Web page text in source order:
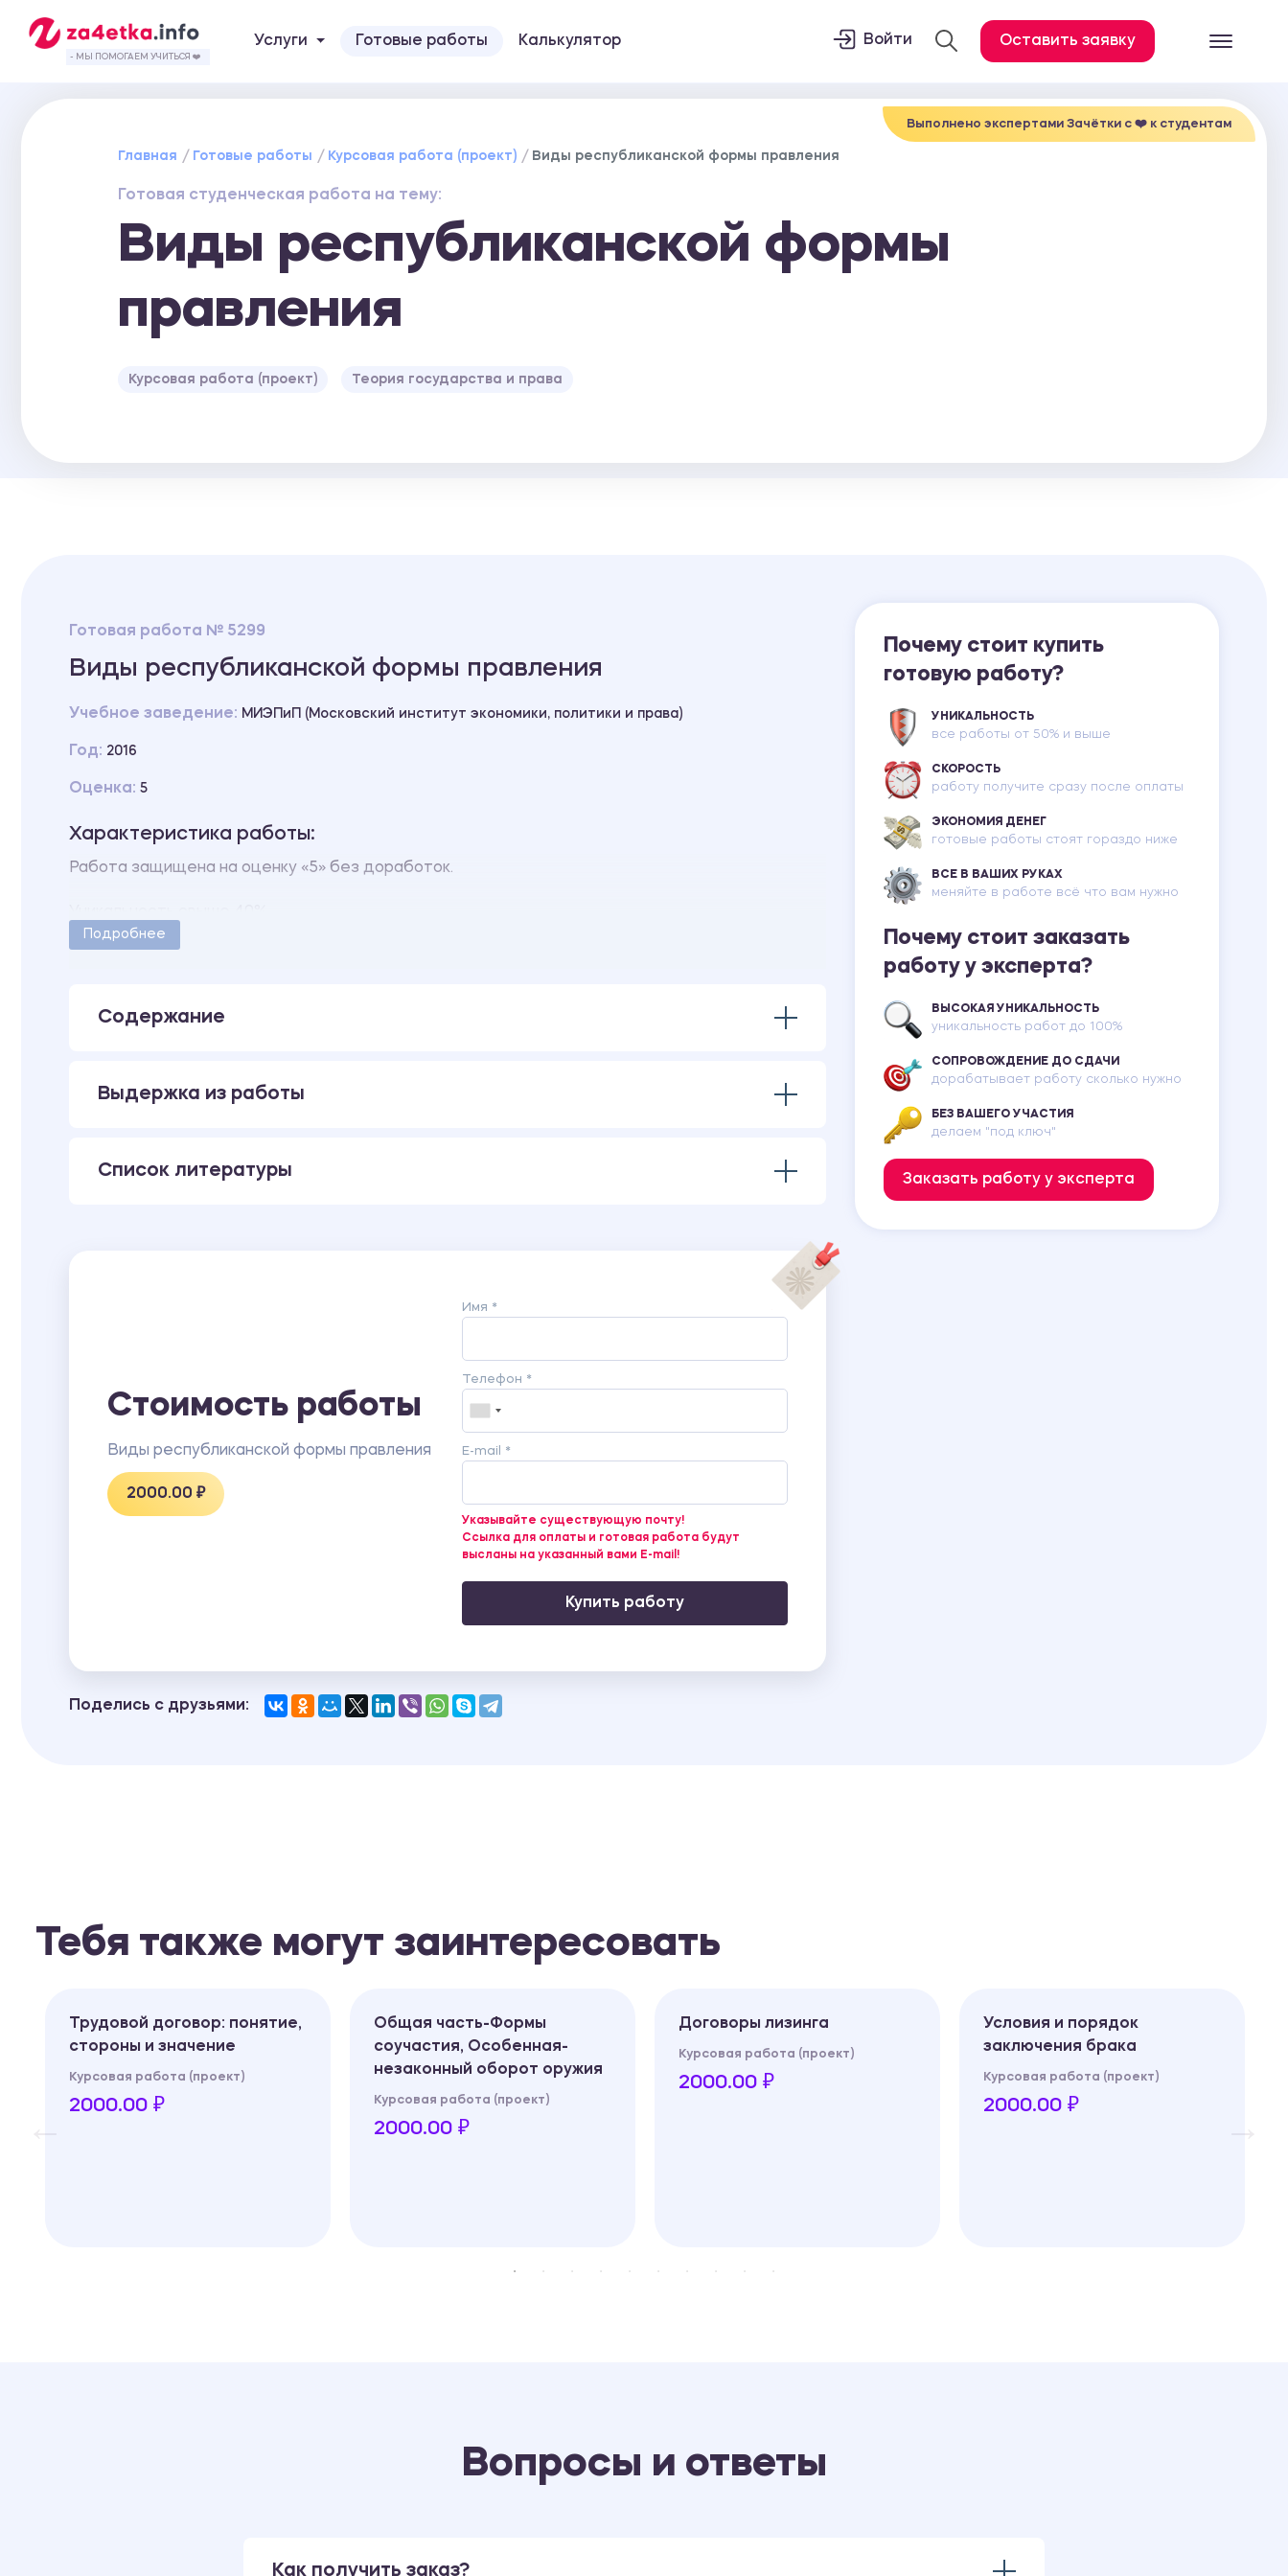
Все услуги
- МЫ ПОМОГАЕМ УЧИТЬСЯ ❤️
Услуги Готовые работы Калькулятор Войти Оставить заявку
Выполнено экспертами Зачётки c ❤️ к студентам
Главная Готовые работы Курсовая работа (проект) Виды республиканской формы правления
Готовая студенческая работа на тему:
Виды республиканской формы
правления
Курсовая работа (проект) Теория государства и права
Готовая работа № 5299
Виды республиканской формы правления
Учебное заведение: МИЭПиП (Московский институт экономики, политики и права)
Год: 2016
Оценка: 5
Характеристика работы:
Работа защищена на оценку «5» без доработок.
Подробнее
Содержание
Выдержка из работы
Список литературы
Стоимость работы
Виды республиканской формы правления
2000.00 ₽
Имя *
Телефон *
E-mail *
Указывайте существующую почту!
Ссылка для оплаты и готовая работа будут
высланы на указанный вами E-mail!
Купить работу
Почему стоит купить
готовую работу?
УНИКАЛЬНОСТЬ
все работы от 50% и выше
СКОРОСТЬ
работу получите сразу после оплаты
ЭКОНОМИЯ ДЕНЕГ
готовые работы стоят гораздо ниже
ВСЕ В ВАШИХ РУКАХ
меняйте в работе всё что вам нужно
Почему стоит заказать
работу у эксперта?
ВЫСОКАЯ УНИКАЛЬНОСТЬ
уникальность работ до 100%
СОПРОВОЖДЕНИЕ ДО СДАЧИ
дорабатывает работу сколько нужно
БЕЗ ВАШЕГО УЧАСТИЯ
делаем "под ключ"
Заказать работу у эксперта
Поделись с друзьями:
Тебя также могут заинтересовать
Трудовой договор: понятие,
стороны и значение
Курсовая работа (проект)
2000.00 ₽
Общая часть-Формы
соучастия, Особенная-
незаконный оборот оружия
Курсовая работа (проект)
2000.00 ₽
Договоры лизинга
Курсовая работа (проект)
2000.00 ₽
Условия и порядок
заключения брака
Курсовая работа (проект)
2000.00 ₽
Вопросы и ответы
Как получить заказ?